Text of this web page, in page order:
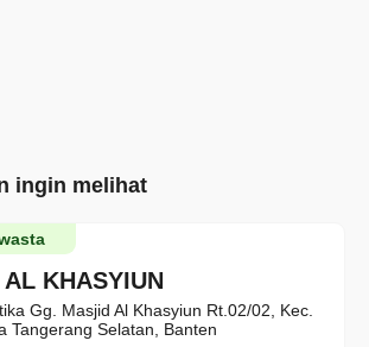
ingin melihat
KHASYIUN
Gg. Masjid Al Khasyiun Rt.02/02, Kec.
Tangerang Selatan, Banten